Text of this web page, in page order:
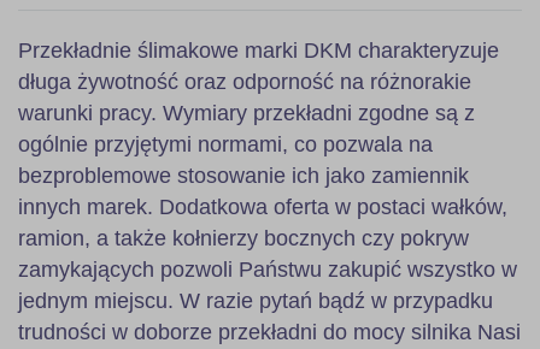
Przekładnie ślimakowe marki DKM charakteryzuje
długa żywotność oraz odporność na różnorakie
warunki pracy. Wymiary przekładni zgodne są z
ogólnie przyjętymi normami, co pozwala na
bezproblemowe stosowanie ich jako zamiennik
innych marek. Dodatkowa oferta w postaci wałków,
ramion, a także kołnierzy bocznych czy pokryw
zamykających pozwoli Państwu zakupić wszystko w
jednym miejscu. W razie pytań bądź w przypadku
trudności w doborze przekładni do mocy silnika Nasi